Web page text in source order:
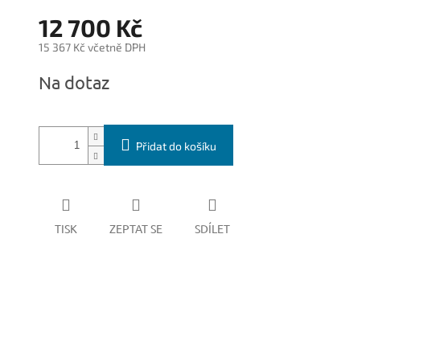
12 700 Kč
15 367 Kč včetně DPH
cena:
Na dotaz
Přidat do košíku
TISK ZEPTAT SE SDÍLET